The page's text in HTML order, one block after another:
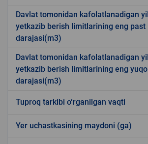
Davlat tomonidan kafolatlanadigan
yetkazib berish limitlarining eng past
darajasi(m3)
Davlat tomonidan kafolatlanadigan
yetkazib berish limitlarining eng
darajasi(m3)
Tuproq tarkibi o‘rganilgan vaqti
Yer uchastkasining maydoni (ga)